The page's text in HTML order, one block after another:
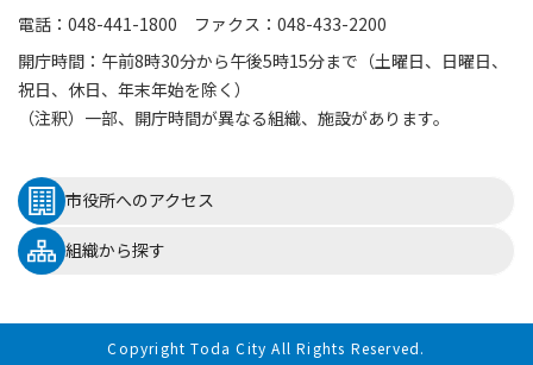
電話：048-441-1800 ファクス：048-433-2200
開庁時間：午前8時30分から午後5時15分まで（土曜日、日曜日、
祝日、休日、年末年始を除く）
（注釈）一部、開庁時間が異なる組織、施設があります。
市役所へのアクセス
組織から探す
Copyright Toda City All Rights Reserved.